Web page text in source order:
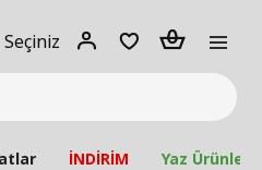
Giriş
Adet
İNDİRİM Yaz Ürünleri